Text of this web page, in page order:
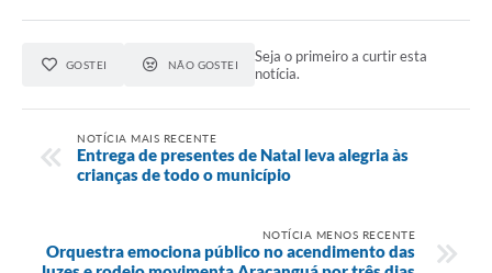
GOSTEI NÃO GOSTEI
Seja o primeiro a curtir esta
notícia.
NOTÍCIA MAIS RECENTE
Entrega de presentes de Natal leva alegria às
crianças de todo o município
NOTÍCIA MENOS RECENTE
Orquestra emociona público no acendimento das